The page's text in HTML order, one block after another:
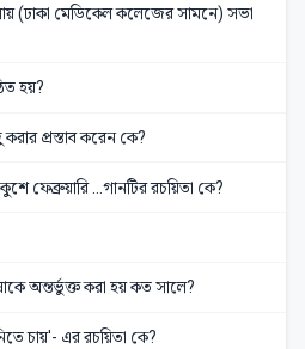
(ঢাকা মেডিকেল কলেজের সামনে) সভা
হয়?
প্রস্তাব করেন কে?
ফেব্রুয়ারি ...গানটির রচয়িতা কে?
অন্তর্ভুক্ত করা হয় কত সালে?
চায়'- এর রচয়িতা কে?